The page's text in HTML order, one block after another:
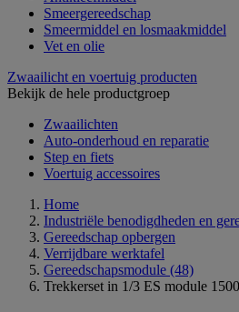
Smeergereedschap
Smeermiddel en losmaakmiddel
Vet en olie
Zwaailicht en voertuig producten
Bekijk de hele productgroep
Zwaailichten
Auto-onderhoud en reparatie
Step en fiets
Voertuig accessoires
Home
Industriële benodigdheden en
Gereedschap opbergen
Verrijdbare werktafel
Gereedschapsmodule (48)
Trekkerset in 1/3 ES module